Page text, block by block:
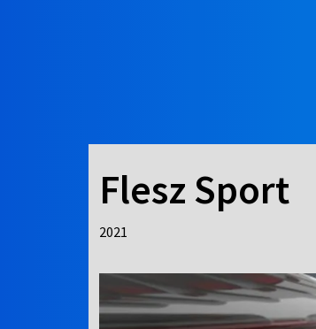
Flesz Sport
2021